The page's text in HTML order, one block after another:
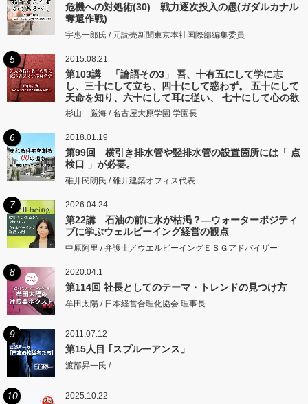
危機への対処術(30) 戦力逐次投入の愚(ガダルカナル
奪還作戦)
宇惠一郎氏 / 元読売新聞東京本社国際部編集委員
5 2015.08.21
第103講 「論語その3」 吾、十有五にして学に志
し、三十にして立ち、四十にして惑わず。 五十にして
天命を知り、六十にして耳に従い、 七十にして心の欲
するところに従いて矩をこえず。
杉山 厳海 / 名古屋大原学園 学園長
6 2018.01.19
第99回 横引き排水管や竪排水管の設置箇所には「 点
検口 」が必要。
碓井民朗氏 / 碓井建築オフィス代表
7 2026.04.24
第22講 石油の前に水が枯渇？―ウォーターポジティ
ブに学ぶウェルビーイング経営の観点
中原阿里 / 弁護士／ウエルビーイングＥＳＧアドバイザー
8 2020.04.1
第114回 社長としてのテーマ・トレンドの見つけ方
牟田太陽 / 日本経営合理化協会 理事長
9 2011.07.12
第15人目 ｢スプルーアンス」
渡部昇一氏 /
10 2025.10.22